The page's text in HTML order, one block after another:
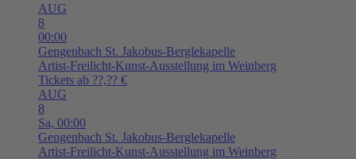
AUG
8
00:00
Gengenbach St. Jakobus-Berglekapelle
Artist-Freilicht-Kunst-Ausstellung im Weinberg
Tickets ab ??,?? €
AUG
8
Sa, 00:00
Gengenbach St. Jakobus-Berglekapelle
Artist-Freilicht-Kunst-Ausstellung im Weinberg